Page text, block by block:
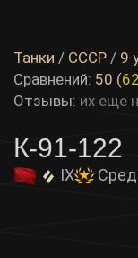
Танки / СССР / 9
Сравнений: 50 (
Отзывы: их еще
К-91-122
IX